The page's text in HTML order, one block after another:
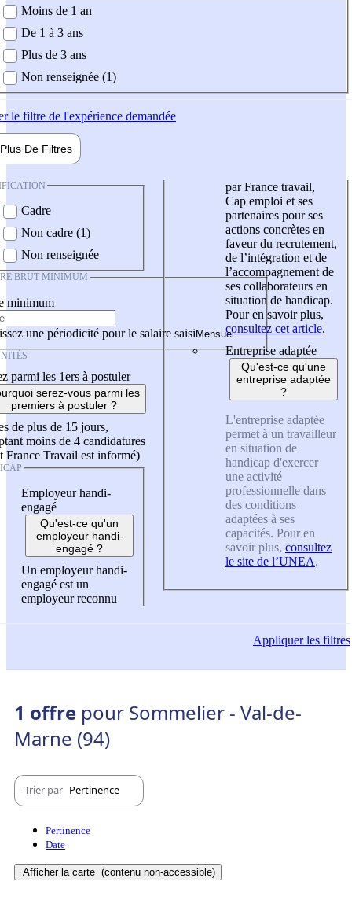
demandée
Moins de 1 an
De 1 à 3 ans
Plus de 3 ans
Non renseignée (1)
le filtre de l'expérience demandée
Plus De Filtres
Cadre
Non cadre (1)
Non renseignée
BRUT MINIMUM
minimum
une périodicité pour le salaire saisi
parmi les 1ers à postuler
serez-vous parmi les
premiers à postuler ?
de plus de 15 jours,
moins de 4 candidatures
France Travail est informé)
Employeur handi-
engagé
Qu'est-ce qu'un
employeur handi-
engagé ?
Un employeur handi-
engagé est un
employeur reconnu
par France travail,
Cap emploi et ses
partenaires pour ses
actions concrètes en
faveur du recrutement,
de l’intégration et de
l’accompagnement de
ses collaborateurs en
situation de handicap.
Pour en savoir plus,
consultez cet article.
Entreprise adaptée
Qu'est-ce qu'une
entreprise adaptée
?
L'entreprise adaptée
permet à un travailleur
en situation de
handicap d'exercer
une activité
professionnelle dans
des conditions
adaptées à ses
capacités. Pour en
savoir plus, consultez
le site de l’UNEA.
Appliquerles filtres
1 offre pour Sommelier - Val-de-
Marne (94)
Trier par Pertinence
Pertinence
Date
Afficher la carte (contenu non-accessible)